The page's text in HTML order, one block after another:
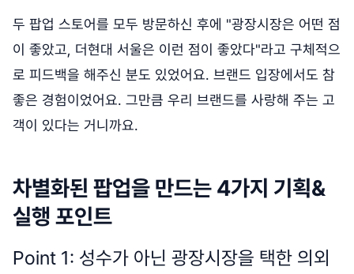
두 팝업 스토어를 모두 방문하신 후에 "광장시장은 어떤 점
이 좋았고, 더현대 서울은 이런 점이 좋았다"라고 구체적으
로 피드백을 해주신 분도 있었어요. 브랜드 입장에서도 참
좋은 경험이었어요. 그만큼 우리 브랜드를 사랑해 주는 고
객이 있다는 거니까요.
차별화된 팝업을 만드는 4가지 기획&
실행 포인트
Point 1: 성수가 아닌 광장시장을 택한 의외